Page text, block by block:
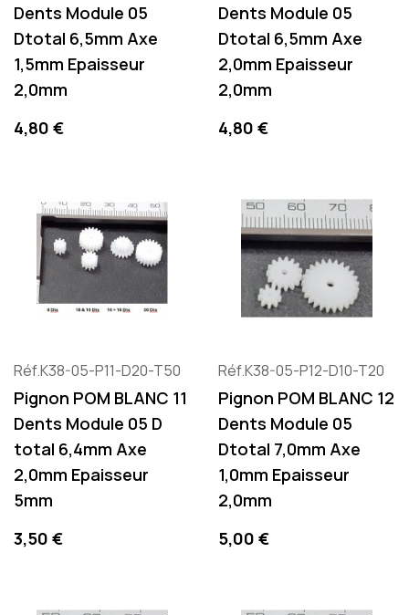
Dents Module 05
Dtotal 6,5mm Axe
1,5mm Epaisseur
2,0mm
Preis
4,80 €
Dents Module 05
Dtotal 6,5mm Axe
2,0mm Epaisseur
2,0mm
Preis
4,80 €
Réf.K38-05-P11-D20-T50
Pignon POM BLANC 11
Dents Module 05 D
total 6,4mm Axe
2,0mm Epaisseur
5mm
Preis
3,50 €
Réf.K38-05-P12-D10-T20
Pignon POM BLANC 12
Dents Module 05
Dtotal 7,0mm Axe
1,0mm Epaisseur
2,0mm
Preis
5,00 €